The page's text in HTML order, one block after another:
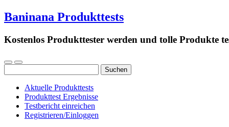
Baninana Produkttests
Kostenlos Produkttester werden und tolle Produkte
nach:
Aktuelle Produkttests
Produkttest Ergebnisse
Testbericht einreichen
Registrieren/Einloggen